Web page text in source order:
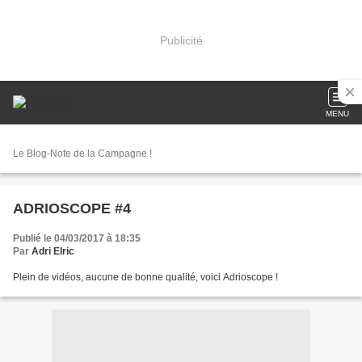
Publicité
MENU
Le Blog-Note de la Campagne !
ADRIOSCOPE #4
Publié le 04/03/2017 à 18:35
Par Adri Elric
Plein de vidéos, aucune de bonne qualité, voici Adrioscope !